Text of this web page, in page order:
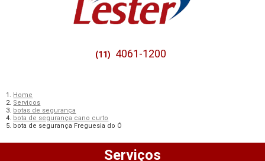
(11) 4061-1200
Home
Serviços
botas de segurança
bota de segurança cano curto
bota de segurança Freguesia do Ó
Serviços